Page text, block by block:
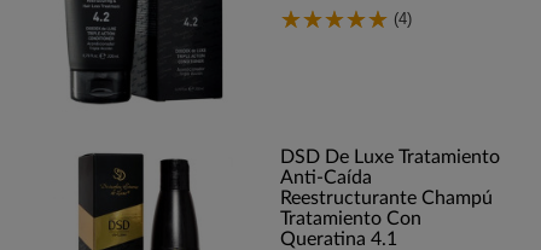
(4)
DSD De Luxe Tratamiento
Anti-Caída
Reestructurante Champú
Tratamiento Con
Queratina 4.1